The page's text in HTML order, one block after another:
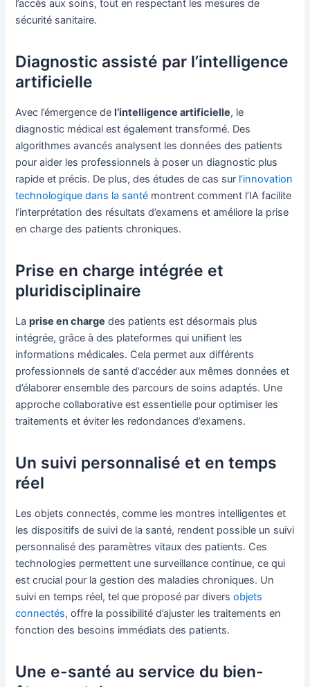
l’accès aux soins, tout en respectant les mesures de
sécurité sanitaire.
Diagnostic assisté par l’intelligence
artificielle
Avec l’émergence del’intelligence artificielle, le
diagnostic médical est également transformé. Des
algorithmes avancés analysent les données des patients
pour aider les professionnels à poser un diagnostic plus
rapide et précis. De plus, des études de cas sur l’innovation
technologique dans la santé montrent comment l’IA facilite
l’interprétation des résultats d’examens et améliore la prise
en charge des patients chroniques.
Prise en charge intégrée et
pluridisciplinaire
Laprise en charge des patients est désormais plus
intégrée, grâce à des plateformes qui unifient les
informations médicales. Cela permet aux différents
professionnels de santé d’accéder aux mêmes données et
d’élaborer ensemble des parcours de soins adaptés. Une
approche collaborative est essentielle pour optimiser les
traitements et éviter les redondances d’examens.
Un suivi personnalisé et en temps
réel
Les objets connectés, comme les montres intelligentes et
les dispositifs de suivi de la santé, rendent possible un suivi
personnalisé des paramètres vitaux des patients. Ces
technologies permettent une surveillance continue, ce qui
est crucial pour la gestion des maladies chroniques. Un
suivi en temps réel, tel que proposé par diversobjets
connectés, offre la possibilité d’ajuster les traitements en
fonction des besoins immédiats des patients.
Une e-santé au service du bien-